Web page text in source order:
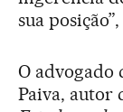
sua
O
Paiva, autor